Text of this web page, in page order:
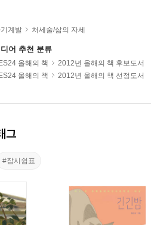
계발 처세술/삶의 자세
어 추천 분류
올해의 책
2012년 올해의 책 후보도서
올해의 책 2012년 올해의 책 선정도서
그
#잠시쉼표